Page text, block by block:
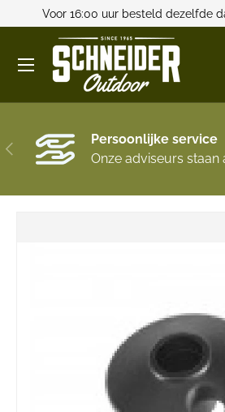
GA NAAR INHOUD
Voor 16:00 uur besteld dezelfde
Zoeken
Menu
VORIGE
Persoonlijke service
Onze adviseurs